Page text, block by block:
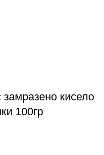
кисело
100гр